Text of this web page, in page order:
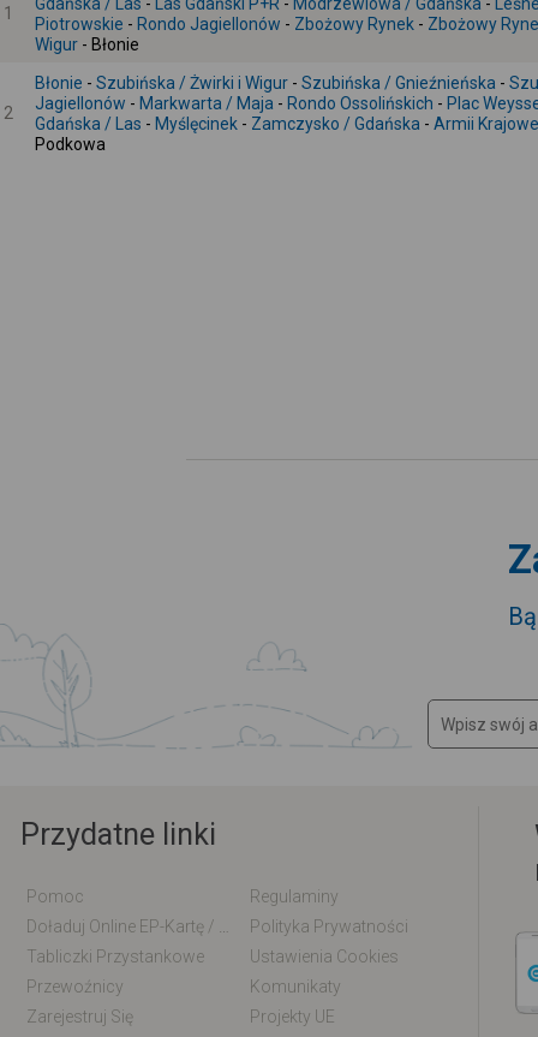
1
Piotrowskie - Rondo Jagiellonów - Zbożowy Rynek - Zbożowy
Wigur - Błonie
2
Błonie - Szubińska / Żwirki i Wigur - Szubińska / Gnieźnieńska -
Jagiellonów - Markwarta / Maja - Rondo Ossolińskich - Plac
Gdańska / Las - Myślęcinek - Zamczysko / Gdańska - Armii
Podkowa
Przydatne linki
Pomoc
Regulaminy
Polityka Prywatności
Tabliczki Przystankowe
Ustawienia Cookies
Przewoźnicy
Komunikaty
Zarejestruj Się
Projekty UE